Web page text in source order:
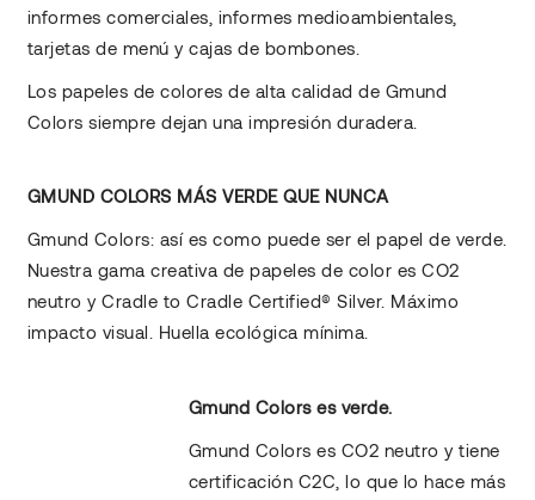
informes comerciales, informes medioambientales,
tarjetas de menú y cajas de bombones.
Los papeles de colores de alta calidad de Gmund
Colors siempre dejan una impresión duradera.
GMUND COLORS MÁS VERDE QUE NUNCA
Gmund Colors: así es como puede ser el papel de verde.
Nuestra gama creativa de papeles de color es CO2
neutro y Cradle to Cradle Certified® Silver. Máximo
impacto visual. Huella ecológica mínima.
Gmund Colors es verde.
Gmund Colors es CO2 neutro y tiene
certificación C2C, lo que lo hace más